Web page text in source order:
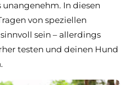
unangenehm. In diesen
von speziellen
sinnvoll sein – allerdings
testen und deinen Hund